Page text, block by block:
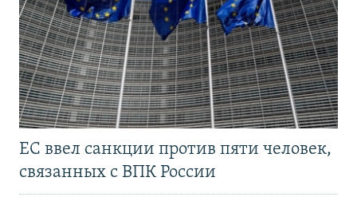
ЕС ввел санкции против пяти человек,
связанных с ВПК России